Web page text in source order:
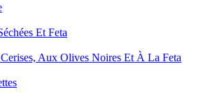
Et Feta
Aux Olives Noires Et À La Feta